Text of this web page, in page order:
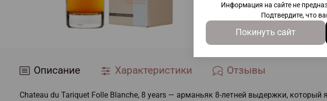
Описание Характеристики Отзывы
Chateau du Tariquet Folle Blanche, 8 years — арманьяк 8-летней выдержки, который
Информация на сайте не
Подтвердите, что
Покинуть сайт